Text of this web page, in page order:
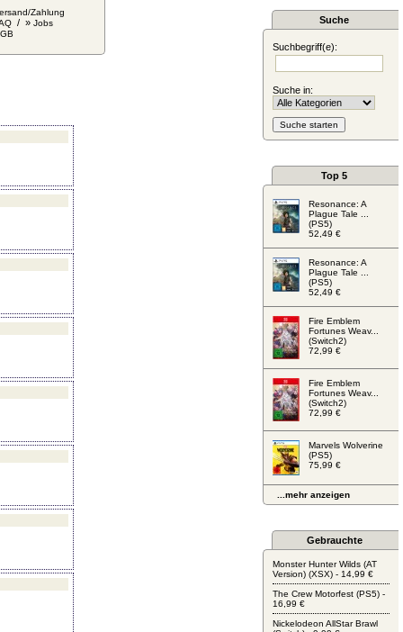
Zahlung
/ » Jobs Suche
Suchbegriff(e):
Suche in:
Top 5
Resonance: A
Plague Tale ...
(PS5)
52,49 €
Resonance: A
Plague Tale ...
(PS5)
52,49 €
Fire Emblem
Fortunes Weav...
(Switch2)
72,99 €
Fire Emblem
Fortunes Weav...
(Switch2)
72,99 €
Marvels Wolverine
(PS5)
75,99 €
...mehr anzeigen
Gebrauchte
Monster Hunter Wilds (AT
Version) (XSX) - 14,99 €
The Crew Motorfest (PS5) -
16,99 €
Nickelodeon AllStar Brawl